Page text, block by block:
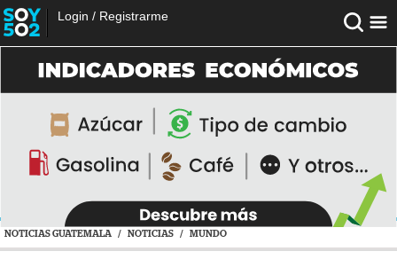
Login / Registrarme
NOTICIAS GUATEMALA / NOTICIAS / MUNDO